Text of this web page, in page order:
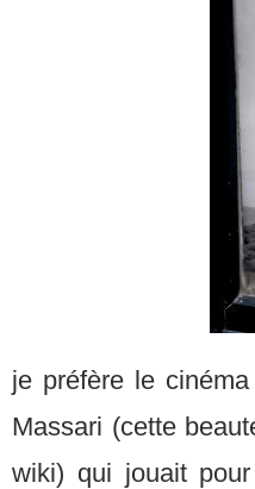
je préfère le
Massari (cette
wiki) qui jouait